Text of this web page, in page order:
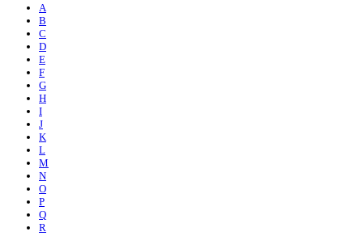
A
B
C
D
E
F
G
H
I
J
K
L
M
N
O
P
Q
R